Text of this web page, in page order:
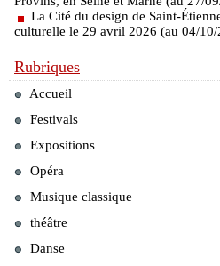
La Cité du design de Saint-
culturelle le 29 avril 2026 (au 04/
Rubriques
Accueil
Festivals
Expositions
Opéra
Musique classique
théâtre
Danse